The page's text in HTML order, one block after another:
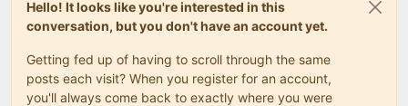
Hello! It looks like you're interested in this
conversation, but you don't have an account yet.
Getting fed up of having to scroll through the same
posts each visit? When you register for an account,
you'll always come back to exactly where you were